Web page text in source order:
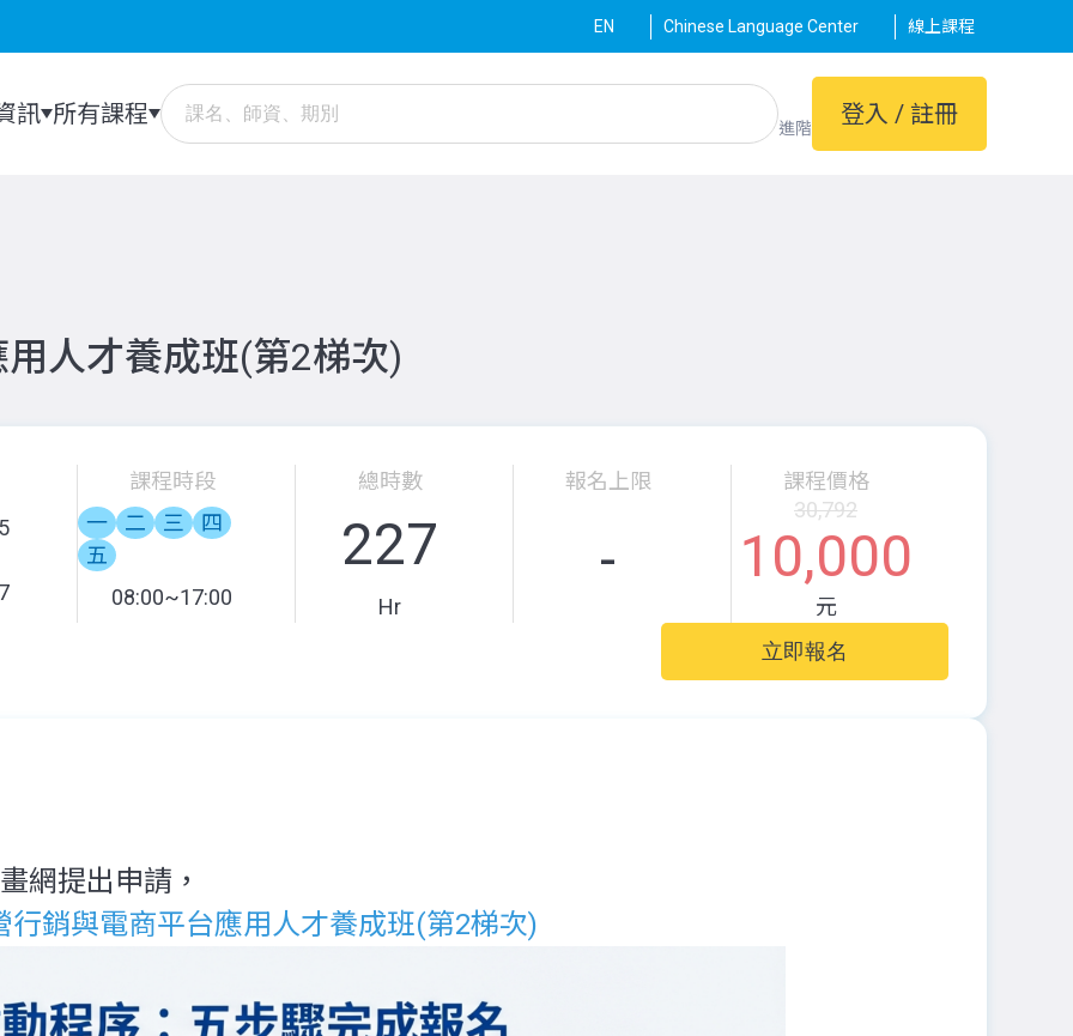
EN Chinese Language Center 線上課程
訊 所有課程 進階 登入 / 註冊
人才養成班(第2梯次)
課程時段
一
二 三
四
五
08:00~17:00
總時數
227
Hr
報名上限
-
課程價格
30,792
10,000
元
立即報名
網提出申請，
銷與電商平台應用人才養成班(第2梯次)